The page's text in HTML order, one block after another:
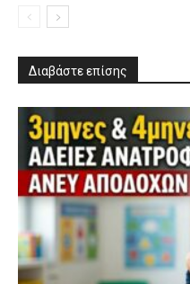
Διαβάστε επίσης